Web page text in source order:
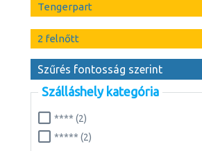
Tengerpart
2 felnőtt
Szűrés fontosság szerint
Szálláshely kategória
**** (2)
***** (2)